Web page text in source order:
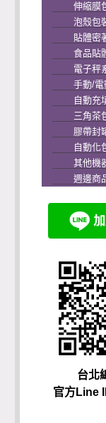
伸縮膜
泡殼包
貼體密
食品貼
電子秤
手動/電
自動充
三角茶
膠帶封
自動化
其他機
週邊商
台北
官方Line